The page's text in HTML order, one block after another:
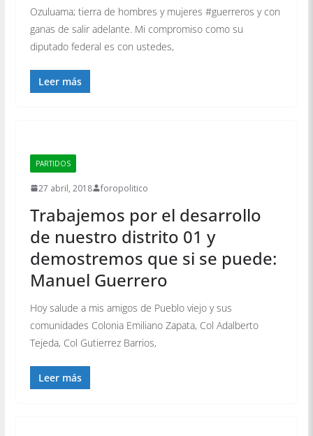
Ozuluama; tierra de hombres y mujeres #guerreros y con
ganas de salir adelante. Mi compromiso como su
diputado federal es con ustedes,
Leer más
PARTIDOS
27 abril, 2018 foropolitico
Trabajemos por el desarrollo
de nuestro distrito 01 y
demostremos que si se puede:
Manuel Guerrero
Hoy salude a mis amigos de Pueblo viejo y sus
comunidades Colonia Emiliano Zapata, Col Adalberto
Tejeda, Col Gutierrez Barrios,
Leer más